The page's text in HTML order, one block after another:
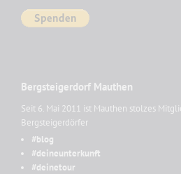
Bergsteigerdorf Mauthen
Seit 6. Mai 2011 ist Mauthen stolzes
Bergsteigerdörfer
#blog
#deineunterkunft
#deinetour